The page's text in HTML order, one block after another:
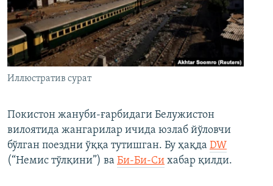
Иллюстратив сурат
Покистон жануби-ғарбидаги Белужистон
вилоятида жангарилар ичида юзлаб йўловчи
бўлган поездни ўққа тутишган. Бу ҳақда DW
(“Немис тўлқини”) ва Би-Би-Си хабар қилди.